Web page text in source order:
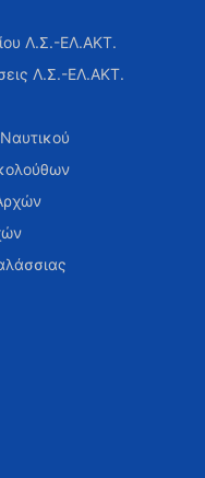
Λ.Σ.-ΕΛ.ΑΚΤ.
Λ.Σ.-ΕΛ.ΑΚΤ.